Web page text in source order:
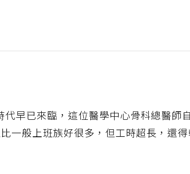
早已來臨，這位醫學中心骨科總醫師
一般上班族好很多，但工時超長，還